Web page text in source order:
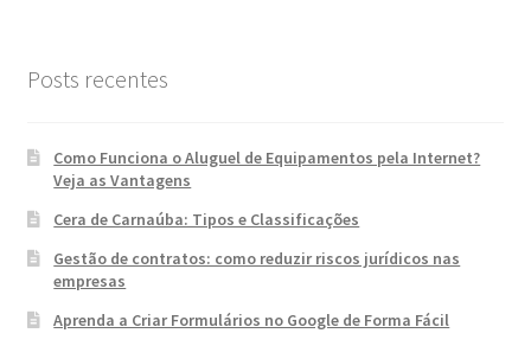
Posts recentes
Como Funciona o Aluguel de Equipamentos pela Internet?
Veja as Vantagens
Cera de Carnaúba: Tipos e Classificações
Gestão de contratos: como reduzir riscos jurídicos nas
empresas
Aprenda a Criar Formulários no Google de Forma Fácil